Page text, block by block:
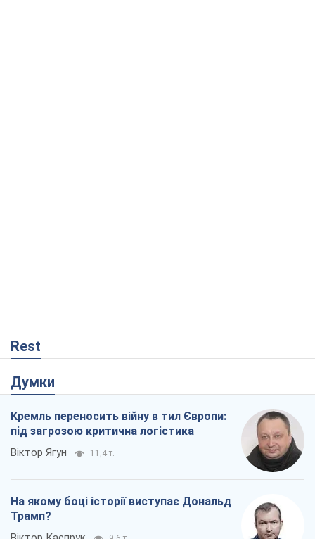
Rest
Думки
Кремль переносить війну в тил Європи:
під загрозою критична логістика
Віктор Ягун 11,4 т.
На якому боці історії виступає Дональд
Трамп?